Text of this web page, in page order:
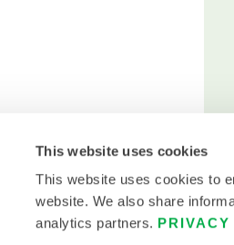
This website uses cookies
This website uses cookies to
website. We also share
analytics partners.